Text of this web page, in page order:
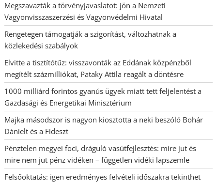
Megszavazták a törvényjavaslatot: jön a Nemzeti
Vagyonvisszaszerzési és Vagyonvédelmi Hivatal
Rengetegen támogatják a szigorítást, változhatnak a
közlekedési szabályok
Elvitte a tisztítótűz: visszavonták az Eddának közpénzből
megítélt százmilliókat, Pataky Attila reagált a döntésre
1000 milliárd forintos gyanús ügyek miatt tett feljelentést a
Gazdasági és Energetikai Minisztérium
Majka másodszor is nagyon kiosztotta a neki beszóló Bohár
Dánielt és a Fideszt
Pénztelen megyei foci, dráguló vasútfejlesztés: mire jut és
mire nem jut pénz vidéken – független vidéki lapszemle
Felsőoktatás: igen eredményes felvételi időszakra tekinthet